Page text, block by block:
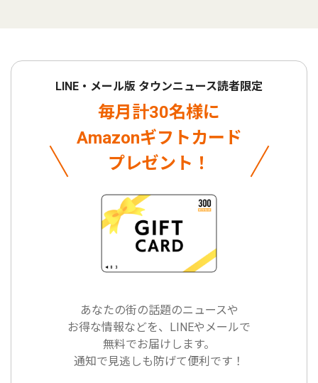
LINE・メール版 タウンニュース読者限定
毎月計30名様に
Amazonギフトカード
プレゼント！
あなたの街の話題のニュースや
お得な情報などを、LINEやメールで
無料でお届けします。
通知で見逃しも防げて便利です！